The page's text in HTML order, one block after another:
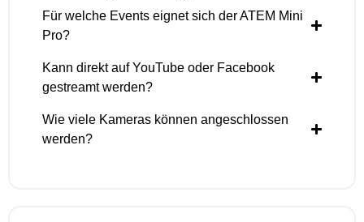
Für welche Events eignet sich der ATEM Mini
Pro?
Kann direkt auf YouTube oder Facebook
gestreamt werden?
Wie viele Kameras können angeschlossen
werden?